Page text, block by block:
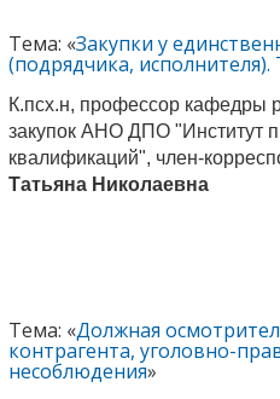
Тема: «Закупки у
(подрядчика,
К.псх.н, профессор кафедры
закупок АНО ДПО "Институт
квалификаций", член-
Татьяна Николаевна
Тема: «Должная
контрагента, уголовно-
несоблюдения»